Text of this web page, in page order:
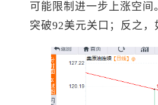
可能限制进一步上涨空
突破92美元关口；反之